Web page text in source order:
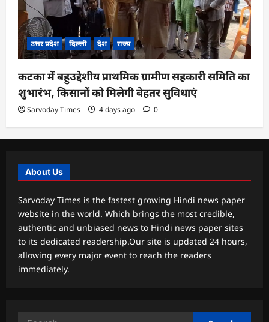
उत्तर प्रदेश दिल्ली देश राज्य
कटका में बहुउद्देशीय प्राथमिक ग्रामीण सहकारी समिति का
शुभारंभ, किसानों को मिलेगी बेहतर सुविधाएं
Sarvoday Times 4 days ago 0
About Us
Sarvoday Times is the fastest growing Hindi news paper
website in the world. Which brings the most credible,
authentic and unbiased news to Hindi news paper sites
to its dedicated readership.Our site is updated 24 hours,
allowing every major event to reach the readers
immediately.
Search